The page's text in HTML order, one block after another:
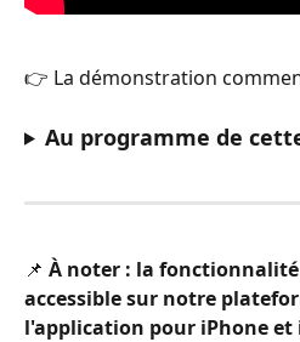
👉 La démonstration
Au programme de
📌 À noter : la
accessible sur notre
l'application pour iPhone et